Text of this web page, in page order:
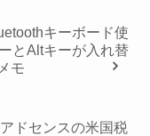
キーボード使
とAltキーが入れ替
モ
ドセンスの米国税